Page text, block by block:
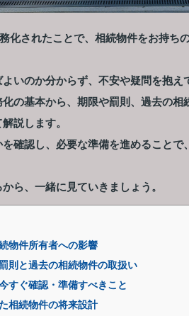
化されたことで、相続物件をお持ち
いのか分からず、不安や疑問を抱え
の基本から、期限や罰則、過去の
説します。
確認し、必要な準備を進めること
ら、一緒に見ていきましょう。
物件所有者への影響
則と過去の相続物件の取扱い
すぐ確認・準備すべきこと
相続物件の将来設計